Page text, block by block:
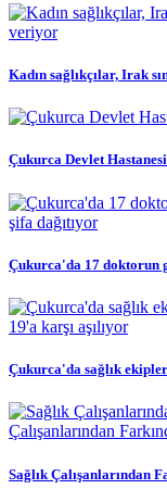
Kadın sağlıkçılar, Irak
Çukurca Devlet
Çukurca'da 17 doktorun
Çukurca'da sağlık
Sağlık Çalışanlarından